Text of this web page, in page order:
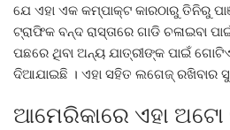
ଯେ ଏହା ଏକ କମ୍ପାକ୍ଟ କାରଠାରୁ ତିନିରୁ
ଟ୍ରାଫିକ ବନ୍ଦ ରାସ୍ତାରେ ଗାଡି ଚଳାଇବା
ପଛରେ ଥିବା ଅନ୍ୟ ଯାତ୍ରୀଙ୍କ ପାଇଁ
ଦିଆଯାଇଛି । ଏହା ସହିତ ଲଗେଜ୍ ରଖିବାର
ଆମେରିକାରେ ଏହା ଅଟୋ